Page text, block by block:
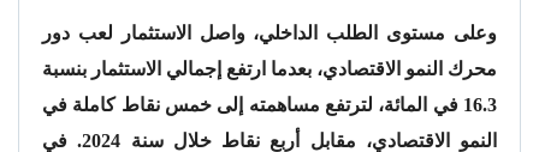
وعلى مستوى الطلب الداخلي، واصل الاستثمار لعب دور
محرك النمو الاقتصادي، بعدما ارتفع إجمالي الاستثمار بنسبة
16.3 في المائة، لترتفع مساهمته إلى خمس نقاط كاملة في
النمو الاقتصادي، مقابل أربع نقاط خلال سنة 2024. في